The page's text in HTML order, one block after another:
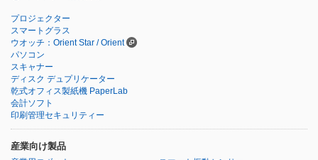
プロジェクター
スマートグラス
ウオッチ：Orient Star / Orient
パソコン
スキャナー
ディスク デュプリケーター
乾式オフィス製紙機 PaperLab
会計ソフト
印刷管理セキュリティー
産業向け製品